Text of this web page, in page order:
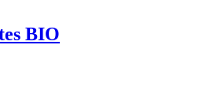
BIO